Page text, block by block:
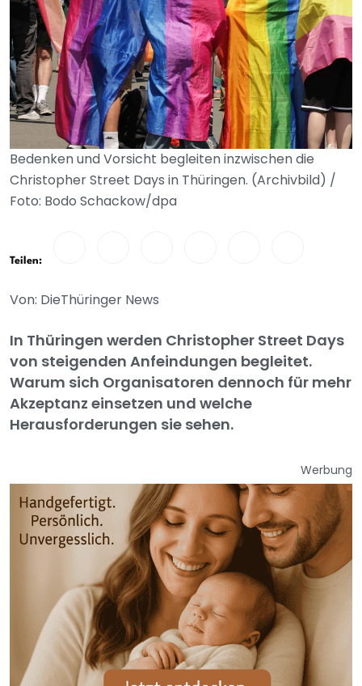
Bedenken und Vorsicht begleiten inzwischen die
Christopher Street Days in Thüringen. (Archivbild) /
Foto: Bodo Schackow/dpa
Teilen:
Von: DieThüringer News
In Thüringen werden Christopher Street Days
von steigenden Anfeindungen begleitet.
Warum sich Organisatoren dennoch für mehr
Akzeptanz einsetzen und welche
Herausforderungen sie sehen.
Werbung